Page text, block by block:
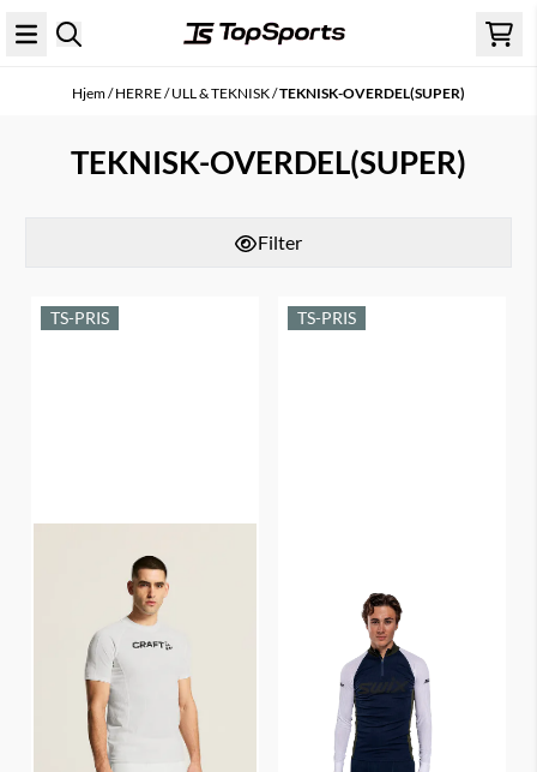
Hopp til innhold
Hjem/HERRE/ULL & TEKNISK/TEKNISK-OVERDEL(SUPER)
TEKNISK-OVERDEL(SUPER)
Filter